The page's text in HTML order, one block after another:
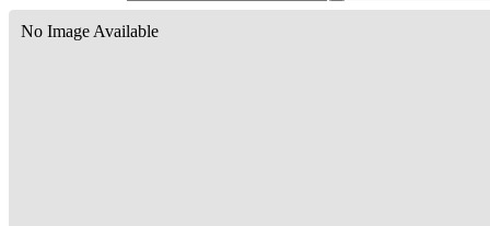
No Image Available